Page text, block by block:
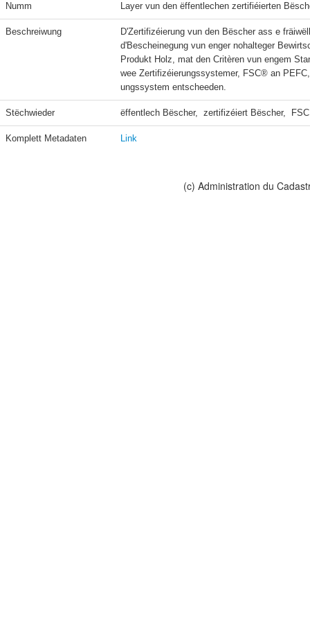
Numm Layer vun den ëffentlechen zertifiéierten
Beschreiwung
D'Zertifizéierung vun den Bëscher ass e
d'Bescheinegung vun enger nohalteger
Produkt Holz, mat den Critèren vun engem
wee Zertifizéierungssystemer, FSC® an
ungssystem entscheeden.
Stëchwieder ëffentlech Bëscher,  zertifizéiert Bëscher,
Komplett Metadaten Link
(c) Administration du